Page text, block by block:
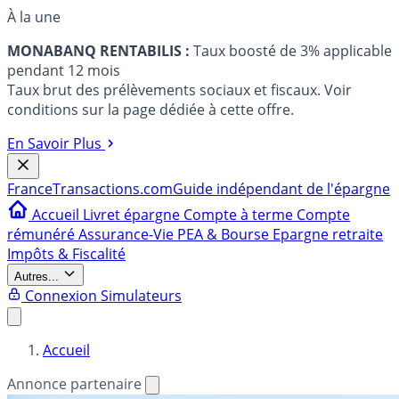
À la une
MONABANQ RENTABILIS : Taux boosté de 3% applicable
pendant 12 mois
Taux brut des prélèvements sociaux et fiscaux. Voir
conditions sur la page dédiée à cette offre.
En Savoir Plus
FranceTransactions.comGuide indépendant de l'épargne
Accueil Livret épargne Compte à terme Compte
rémunéréAssurance-Vie PEA & Bourse Epargne retraite
Impôts & Fiscalité
Autres...
Connexion Simulateurs
Accueil
Annonce partenaire